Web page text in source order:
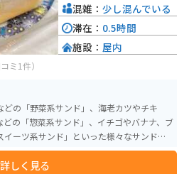
コミ1件）
の「野菜系サンド」、海老カツやチキ
の「惣菜系サンド」、イチゴやバナナ、ブ
ーツ系サンド」といった様々なサンドイ
詳しく見る
混雑： 少し混んでいる
滞在： 0.5時間
施設： 屋内